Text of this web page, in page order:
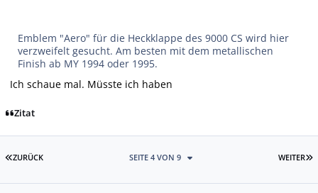
Emblem "Aero" für die Heckklappe des 9000 CS wird hier
verzweifelt gesucht. Am besten mit dem metallischen
Finish ab MY 1994 oder 1995.
Ich schaue mal. Müsste ich haben
Zitat
ERSTE SEITE
ZURÜCK WEITER
SEITE 4 VON 9